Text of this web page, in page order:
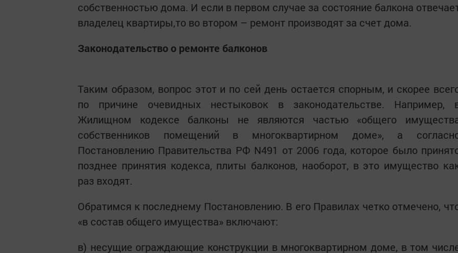
собственностью дома. И если в первом случае за состояние балкона
владелец квартиры,то во втором – ремонт производят за счет дома.
Законодательство о ремонте балконов
Таким образом, вопрос этот и по сей день остается спорным, и скорее
по причине очевидных нестыковок в законодательстве. Например,
Жилищном кодексе балконы не являются частью «общего
собственников помещений в многоквартирном доме», а
Постановлению Правительства РФ N491 от 2006 года, которое было
позднее принятия кодекса, плиты балконов, наоборот, в это имущество
раз входят.
Обратимся к последнему Постановлению. В его Правилах четко отмечено,
«в состав общего имущества» включают:
в) несущие ограждающие конструкции в многоквартирном доме, в том